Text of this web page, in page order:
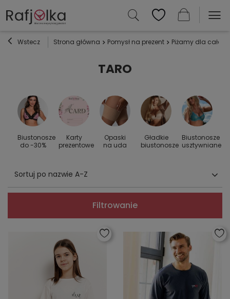
Wstecz Strona główna Pomysł na prezent Piżamy dla całej
TARO
Biustonosze
do -30%
Karty
prezentowe
Opaski
na uda
Gładkie
biustonosze
Biustonosze
usztywniane
Sortuj po nazwie A-Z
Filtrowanie